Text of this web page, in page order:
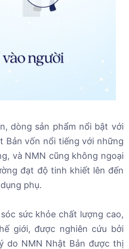
dòng sản phẩm nổi bật với
Bản vốn nổi tiếng với những
và NMN cũng không ngoại
đạt độ tinh khiết lên đến
phụ.
sức khỏe chất lượng cao,
giới, được nghiên cứu bởi
do NMN Nhật Bản được thị